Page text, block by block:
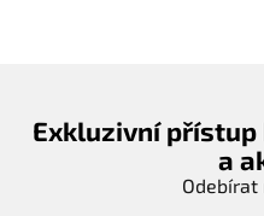
Exkluzivní přístup
a